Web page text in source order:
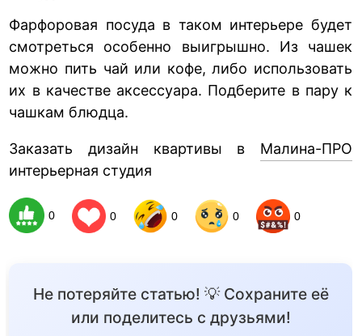
Фарфоровая посуда в таком интерьере будет
смотреться особенно выигрышно. Из чашек
можно пить чай или кофе, либо использовать
их в качестве аксессуара. Подберите в пару к
чашкам блюдца.
Заказать дизайн квартивы в Малина-ПРО
интерьерная студия
0 0 0 0 0
Не потеряйте статью! 💡 Сохраните её
или поделитесь с друзьями!